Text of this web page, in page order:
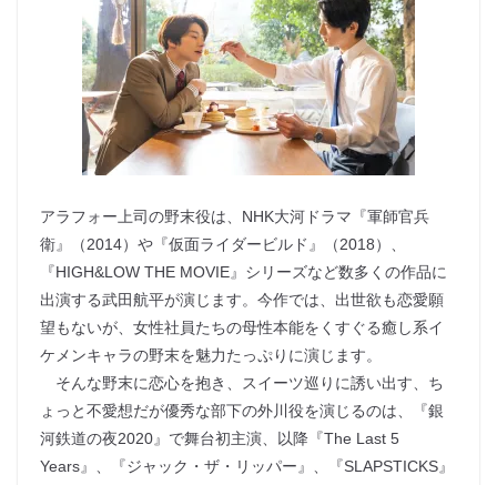
アラフォー上司の野末役は、NHK大河ドラマ『軍師官兵
衛』（2014）や『仮面ライダービルド』（2018）、
『HIGH&LOW THE MOVIE』シリーズなど数多くの作品に
出演する武田航平が演じます。今作では、出世欲も恋愛願
望もないが、女性社員たちの母性本能をくすぐる癒し系イ
ケメンキャラの野末を魅力たっぷりに演じます。
そんな野末に恋心を抱き、スイーツ巡りに誘い出す、ち
ょっと不愛想だが優秀な部下の外川役を演じるのは、『銀
河鉄道の夜2020』で舞台初主演、以降『The Last 5
Years』、『ジャック・ザ・リッパー』、『SLAPSTICKS』